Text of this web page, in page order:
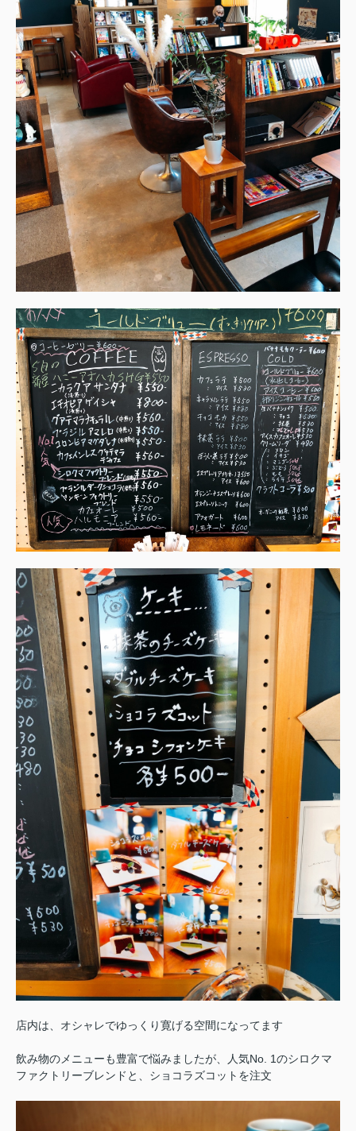
店内は、オシャレでゆっくり寛げる空間になってます
飲み物のメニューも豊富で悩みましたが、人気No. 1のシロクマ
ファクトリーブレンドと、ショコラズコットを注文